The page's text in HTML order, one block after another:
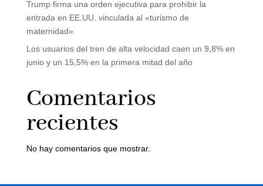
Trump firma una orden ejecutiva para prohibir la
entrada en EE.UU. vinculada al «turismo de
maternidad»
Los usuarios del tren de alta velocidad caen un 9,8% en
junio y un 15,5% en la primera mitad del año
Comentarios
recientes
No hay comentarios que mostrar.